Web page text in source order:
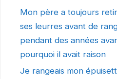
Mon père a toujours
ses leurres avant de
pendant des années
pourquoi il avait raison
Je rangeais mon